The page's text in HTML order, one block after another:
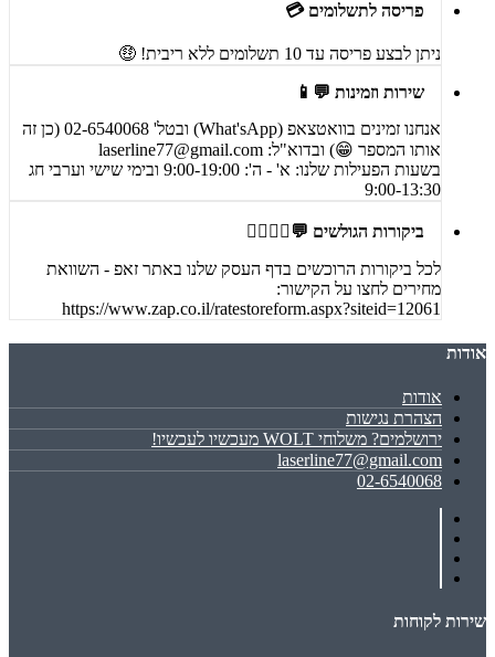
פריסה לתשלומים 💳
ניתן לבצע פריסה עד 10 תשלומים ללא ריבית! 🤑
שירות וזמינות 💬📱
אנחנו זמינים בוואטצאפ (What'sApp) ובטל' 02-6540068 (כן זה
אותו המספר 😁) ובדוא"ל: laserline77@gmail.com
בשעות הפעילות שלנו: א' - ה': 9:00-19:00 ובימי שישי וערבי חג
9:00-13:30
ביקורות הגולשים 💬🙋‍♀️🙋‍♂️
לכל ביקורות הרוכשים בדף העסק שלנו באתר זאפ - השוואת
מחירים לחצו על הקישור:
https://www.zap.co.il/ratestoreform.aspx?siteid=12061
אודות
אודות
הצהרת נגישות
ירושלמים? משלוחי WOLT מעכשיו לעכשיו!
laserline77@gmail.com
02-6540068
שירות לקוחות